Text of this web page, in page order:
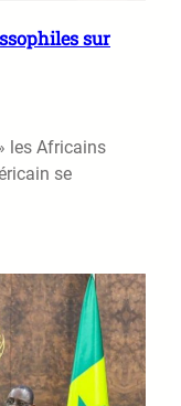
sur
les Africains
se